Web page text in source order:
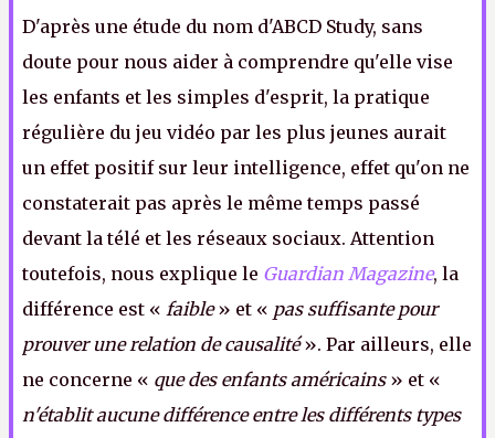
D'après une étude du nom d'ABCD Study, sans
doute pour nous aider à comprendre qu'elle vise
les enfants et les simples d'esprit, la pratique
régulière du jeu vidéo par les plus jeunes aurait
un effet positif sur leur intelligence, effet qu'on ne
constaterait pas après le même temps passé
devant la télé et les réseaux sociaux. Attention
toutefois, nous explique le Guardian Magazine, la
différence est « faible» et « pas suffisante pour
prouver une relation de causalité». Par ailleurs, elle
ne concerne « que des enfants américains» et «
n'établit aucune différence entre les différents types